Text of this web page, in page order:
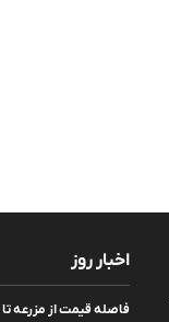
اخبار روز
فاصله قیمت از مزرعه